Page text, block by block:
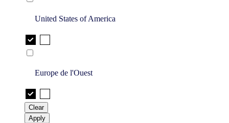
United States of America
Europe de l'Ouest
Clear
Apply